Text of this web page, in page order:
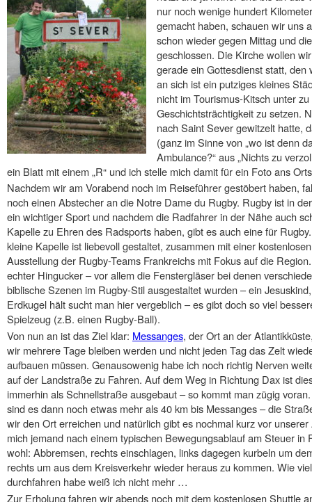
nur noch wenige hundert
gemacht haben, schauen wir uns
schon wieder gegen Mittag und
geschlossen. Die Kirche wollen
gerade ein Gottesdienst statt,
an sich ist ein putziges kleines
nicht im Tourismus-Kitsch unter
Geschichtsträchtigkeit zu setzen.
nach Saint Sever gewitzelt hatte,
(ganz im Sinne von „wo ist denn
Ambulance?“ aus „Nichts zu
ein Blatt mit einem „R“ und ich stelle mich damit für ein Foto ans
Nachdem wir am Vorabend noch im Reiseführer gestöbert haben,
noch einen Abstecher an die Notre Dame du Rugby. Rugby ist in
ein wichtiger Sport und nachdem die Radfahrer in der Nähe auch
Kapelle zu Ehren des Radsports haben, gibt es auch eine für
kleine Kapelle ist liebevoll gestaltet, zusammen mit einer kostenlosen
Ausstellung der Rugby-Teams Frankreichs mit Fokus auf die
echter Hingucker – vor allem die Fenstergläser bei denen
biblische Szenen im Rugby-Stil ausgestaltet wurden – ein
Erdkugel hält sucht man hier vergeblich – es gibt doch so viel
Spielzeug (z.B. einen Rugby-Ball).
Von nun an ist das Ziel klar: Messanges, der Ort an der
wir mehrere Tage bleiben werden und nicht jeden Tag das Zelt
aufbauen müssen. Genausowenig habe ich noch richtig Nerven
auf der Landstraße zu Fahren. Auf dem Weg in Richtung Dax ist
immerhin als Schnellstraße ausgebaut – so kommt man zügig
sind es dann noch etwas mehr als 40 km bis Messanges – die
wir den Ort erreichen und natürlich gibt es nochmal kurz vor
mich jemand nach einem typischen Bewegungsablauf am Steuer in
wohl: Abbremsen, rechts einschlagen, links dagegen kurbeln um
rechts um aus dem Kreisverkehr wieder heraus zu kommen. Wie
durchfahren habe weiß ich nicht mehr …
Zur Erholung fahren wir abends noch mit dem kostenlosen Shuttle